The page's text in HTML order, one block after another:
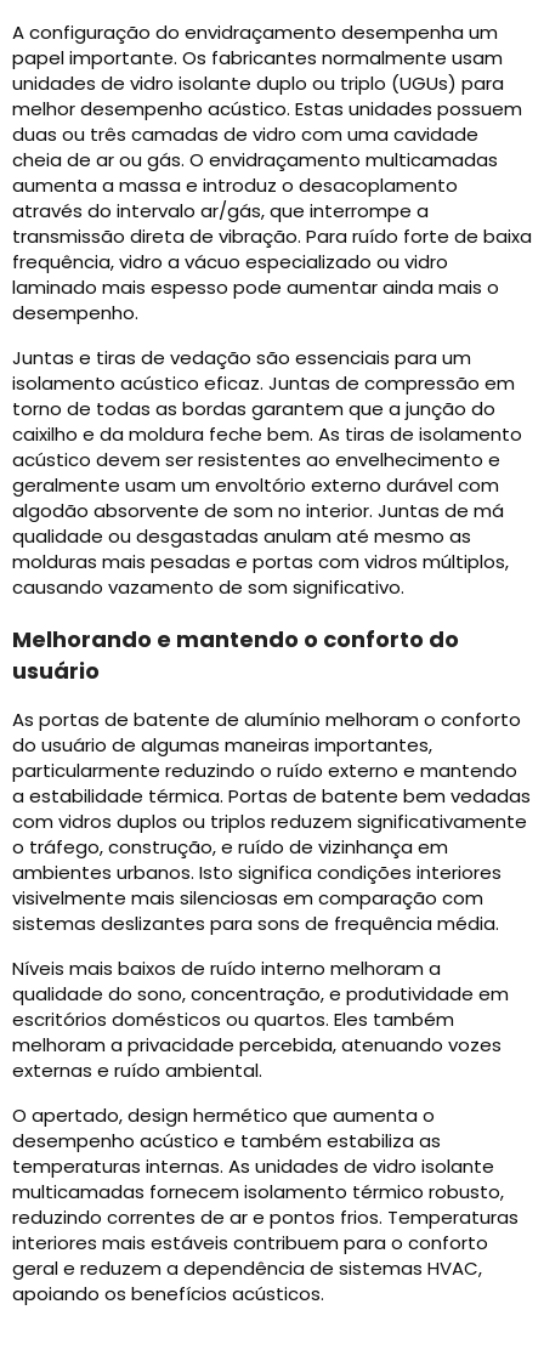
A configuração do envidraçamento desempenha um
papel importante. Os fabricantes normalmente usam
unidades de vidro isolante duplo ou triplo (UGUs) para
melhor desempenho acústico. Estas unidades possuem
duas ou três camadas de vidro com uma cavidade
cheia de ar ou gás. O envidraçamento multicamadas
aumenta a massa e introduz o desacoplamento
através do intervalo ar/gás, que interrompe a
transmissão direta de vibração. Para ruído forte de baixa
frequência, vidro a vácuo especializado ou vidro
laminado mais espesso pode aumentar ainda mais o
desempenho.
Juntas e tiras de vedação são essenciais para um
isolamento acústico eficaz. Juntas de compressão em
torno de todas as bordas garantem que a junção do
caixilho e da moldura feche bem. As tiras de isolamento
acústico devem ser resistentes ao envelhecimento e
geralmente usam um envoltório externo durável com
algodão absorvente de som no interior. Juntas de má
qualidade ou desgastadas anulam até mesmo as
molduras mais pesadas e portas com vidros múltiplos,
causando vazamento de som significativo.
Melhorando e mantendo o conforto do
usuário
As portas de batente de alumínio melhoram o conforto
do usuário de algumas maneiras importantes,
particularmente reduzindo o ruído externo e mantendo
a estabilidade térmica. Portas de batente bem vedadas
com vidros duplos ou triplos reduzem significativamente
o tráfego, construção, e ruído de vizinhança em
ambientes urbanos. Isto significa condições interiores
visivelmente mais silenciosas em comparação com
sistemas deslizantes para sons de frequência média.
Níveis mais baixos de ruído interno melhoram a
qualidade do sono, concentração, e produtividade em
escritórios domésticos ou quartos. Eles também
melhoram a privacidade percebida, atenuando vozes
externas e ruído ambiental.
O apertado, design hermético que aumenta o
desempenho acústico e também estabiliza as
temperaturas internas. As unidades de vidro isolante
multicamadas fornecem isolamento térmico robusto,
reduzindo correntes de ar e pontos frios. Temperaturas
interiores mais estáveis ​​contribuem para o conforto
geral e reduzem a dependência de sistemas HVAC,
apoiando os benefícios acústicos.